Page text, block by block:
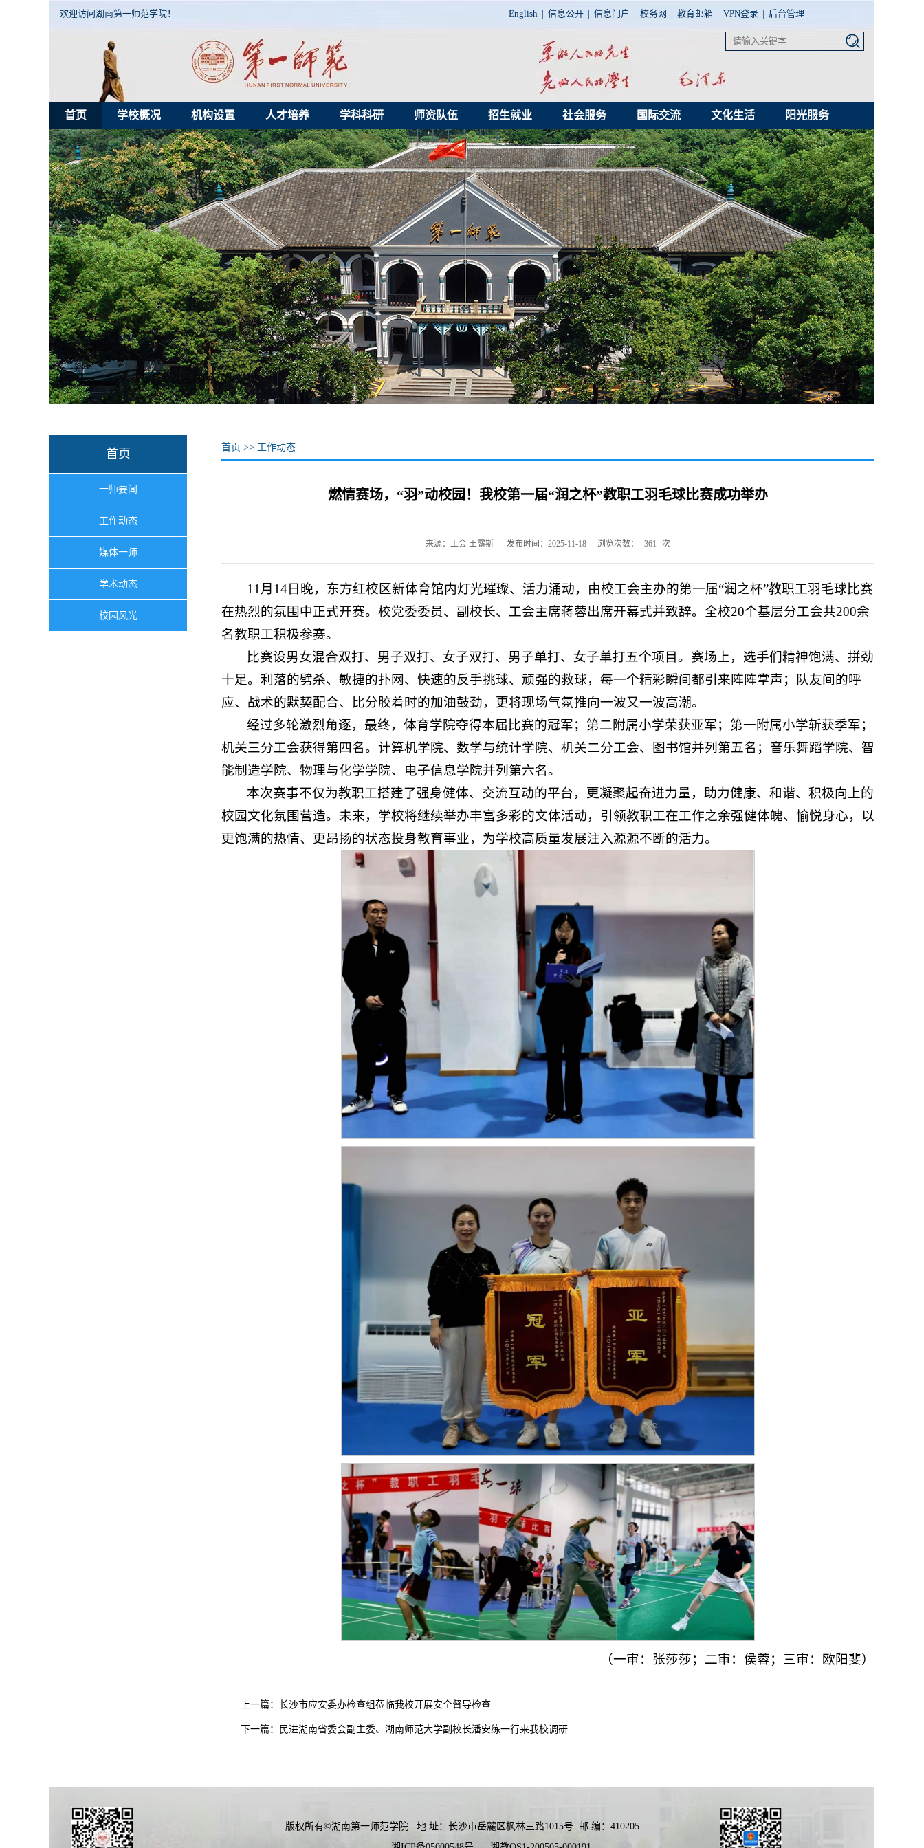
欢迎访问湖南第一师范学院！ English | 信息公开 | 信息门户 | 校务网 | 教育邮箱 | VPN登录 | 后台管理
首页 学校概况 机构设置 人才培养 学科科研 师资队伍 招生就业 社会服务 国际交流 文化生活 阳光服务
首页
一师要闻
工作动态
媒体一师
学术动态
校园风光
首页 >> 工作动态
燃情赛场，“羽”动校园！我校第一届“润之杯”教职工羽毛球比赛成功举办
来源：工会 王露斯 发布时间：2025-11-18 浏览次数： 361 次
11月14日晚，东方红校区新体育馆内灯光璀璨、活力涌动，由校工会主办的第一届“润之杯”教职工羽毛球比赛
在热烈的氛围中正式开赛。校党委委员、副校长、工会主席蒋蓉出席开幕式并致辞。全校20个基层分工会共200余
名教职工积极参赛。
比赛设男女混合双打、男子双打、女子双打、男子单打、女子单打五个项目。赛场上，选手们精神饱满、拼劲
十足。利落的劈杀、敏捷的扑网、快速的反手挑球、顽强的救球，每一个精彩瞬间都引来阵阵掌声；队友间的呼
应、战术的默契配合、比分胶着时的加油鼓劲，更将现场气氛推向一波又一波高潮。
经过多轮激烈角逐，最终，体育学院夺得本届比赛的冠军；第二附属小学荣获亚军；第一附属小学斩获季军；
机关三分工会获得第四名。计算机学院、数学与统计学院、机关二分工会、图书馆并列第五名；音乐舞蹈学院、智
能制造学院、物理与化学学院、电子信息学院并列第六名。
本次赛事不仅为教职工搭建了强身健体、交流互动的平台，更凝聚起奋进力量，助力健康、和谐、积极向上的
校园文化氛围营造。未来，学校将继续举办丰富多彩的文体活动，引领教职工在工作之余强健体魄、愉悦身心，以
更饱满的热情、更昂扬的状态投身教育事业，为学校高质量发展注入源源不断的活力。
（一审：张莎莎；二审：侯蓉；三审：欧阳斐）
上一篇： 长沙市应安委办检查组莅临我校开展安全督导检查
下一篇： 民进湖南省委会副主委、湖南师范大学副校长潘安练一行来我校调研
版权所有©湖南第一师范学院 地 址：长沙市岳麓区枫林三路1015号 邮 编：410205